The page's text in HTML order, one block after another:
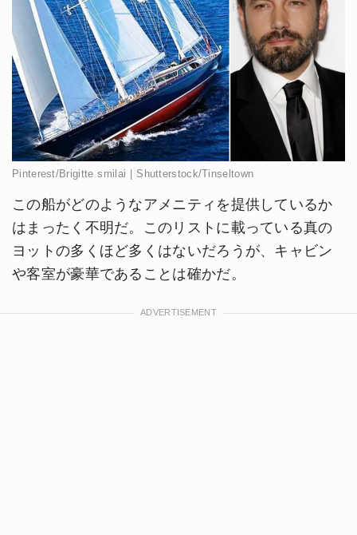
Pinterest/Brigitte smilai | Shutterstock/Tinseltown
この船がどのようなアメニティを提供しているか
はまったく不明だ。このリストに載っている真の
ヨットの多くほど多くはないだろうが、キャビン
や客室が豪華であることは確かだ。